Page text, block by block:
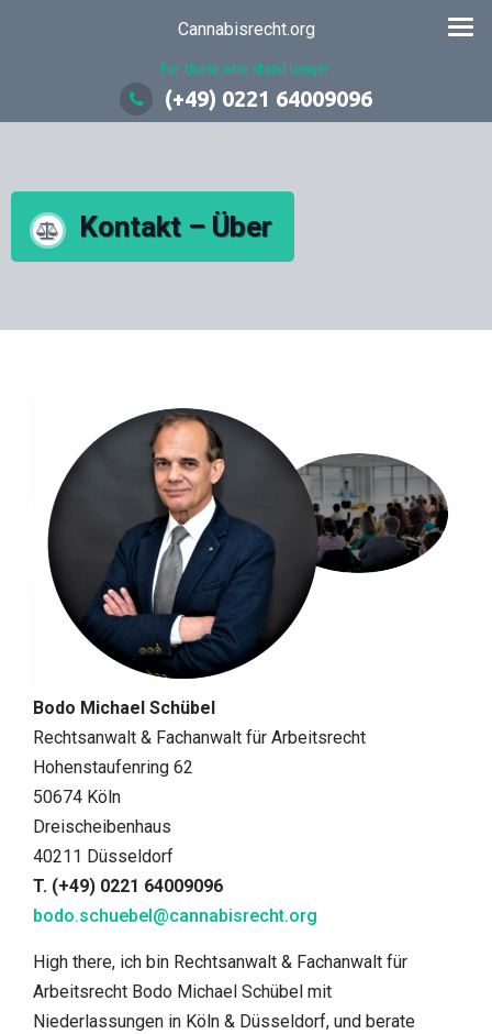
Cannabisrecht.org
for those who stand longer
(+49) 0221 64009096
Kontakt – Über
Bodo Michael Schübel
Rechtsanwalt & Fachanwalt für Arbeitsrecht
Hohenstaufenring 62
50674 Köln
Dreischeibenhaus
40211 Düsseldorf
T. (+49) 0221 64009096
bodo.schuebel@cannabisrecht.org
High there, ich bin Rechtsanwalt & Fachanwalt für
Arbeitsrecht Bodo Michael Schübel mit
Niederlassungen in Köln & Düsseldorf, und berate